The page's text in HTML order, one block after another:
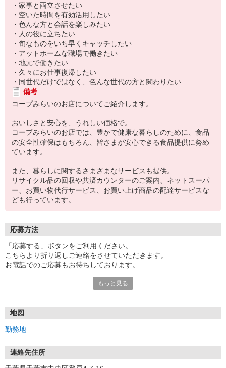
・家事と両立させたい
・空いた時間を有効活用したい
・色んな方と会話を楽しみたい
・人の役に立ちたい
・旬なものをいち早くキャッチしたい
・アットホームな職場で働きたい
・地元で働きたい
・久々にお仕事復帰したい
・同世代だけではなく、色んな世代の方と関わりたい
備考
コープみらいのお店についてご紹介します。
おいしさと安心を、うれしい価格で。
コープみらいのお店では、豊かで健康な暮らしのために、食品
の安全性確保はもちろん、皆さまが安心できる食品提供に努め
ています。
また、暮らしに関するさまざまなサービスも提供。
リサイクル品の回収や共済カウンターのご案内、ネットスーパ
ー、お買い物代行サービス、お買い上げ商品の配達サービスな
ども行っています。
応募方法
「応募する」ボタンをご利用ください。
こちらより折り返しご連絡をさせていただきます。
お電話でのご応募もお待ちしております。
※電話受付／10時〜20時、土・日・祝日10時〜18時
御応募頂いてから最短3日で面接をさせて頂きます。
ご応募の後、
もっと見る
地図
勤務地
連絡先住所